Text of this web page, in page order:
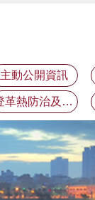
主動公開資訊
登革熱防治及預防注射疫苗接種專區